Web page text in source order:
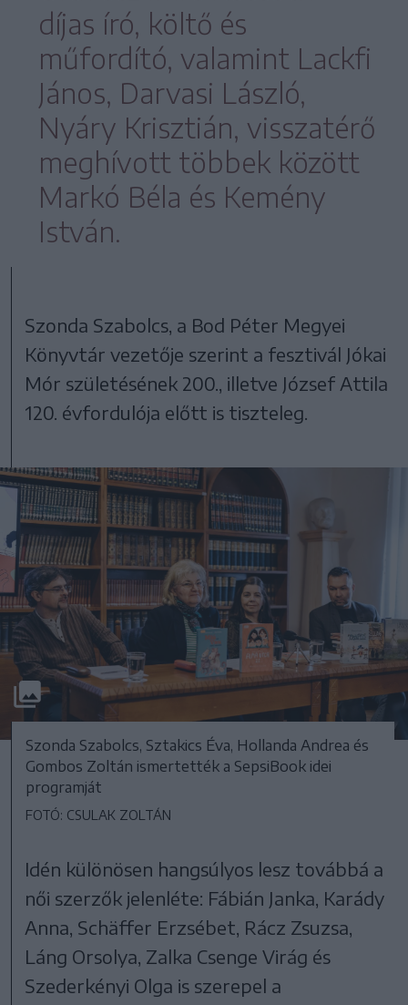
díjas író, költő és
műfordító, valamint Lackfi
János, Darvasi László,
Nyáry Krisztián, visszatérő
meghívott többek között
Markó Béla és Kemény
István.
Szonda Szabolcs, a Bod Péter Megyei
Könyvtár vezetője szerint a fesztivál Jókai
Mór születésének 200., illetve József Attila
120. évfordulója előtt is tiszteleg.
Szonda Szabolcs, Sztakics Éva, Hollanda Andrea és
Gombos Zoltán ismertették a SepsiBook idei
programját
FOTÓ: CSULAK ZOLTÁN
Idén különösen hangsúlyos lesz továbbá a
női szerzők jelenléte: Fábián Janka, Karády
Anna, Schäffer Erzsébet, Rácz Zsuzsa,
Láng Orsolya, Zalka Csenge Virág és
Szederkényi Olga is szerepel a